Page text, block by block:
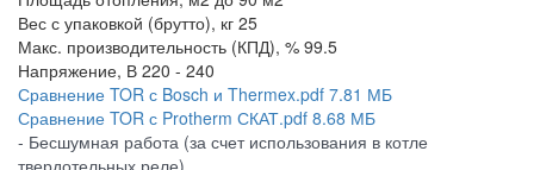
Вес с упаковкой (брутто), кг 25
Макс. производительность (КПД), % 99.5
Напряжение, В 220 - 240
Сравнение TOR с Bosch и Thermex.pdf 7.81 МБ
Сравнение TOR с Protherm СКАТ.pdf 8.68 МБ
- Бесшумная работа (за счет использования в котле